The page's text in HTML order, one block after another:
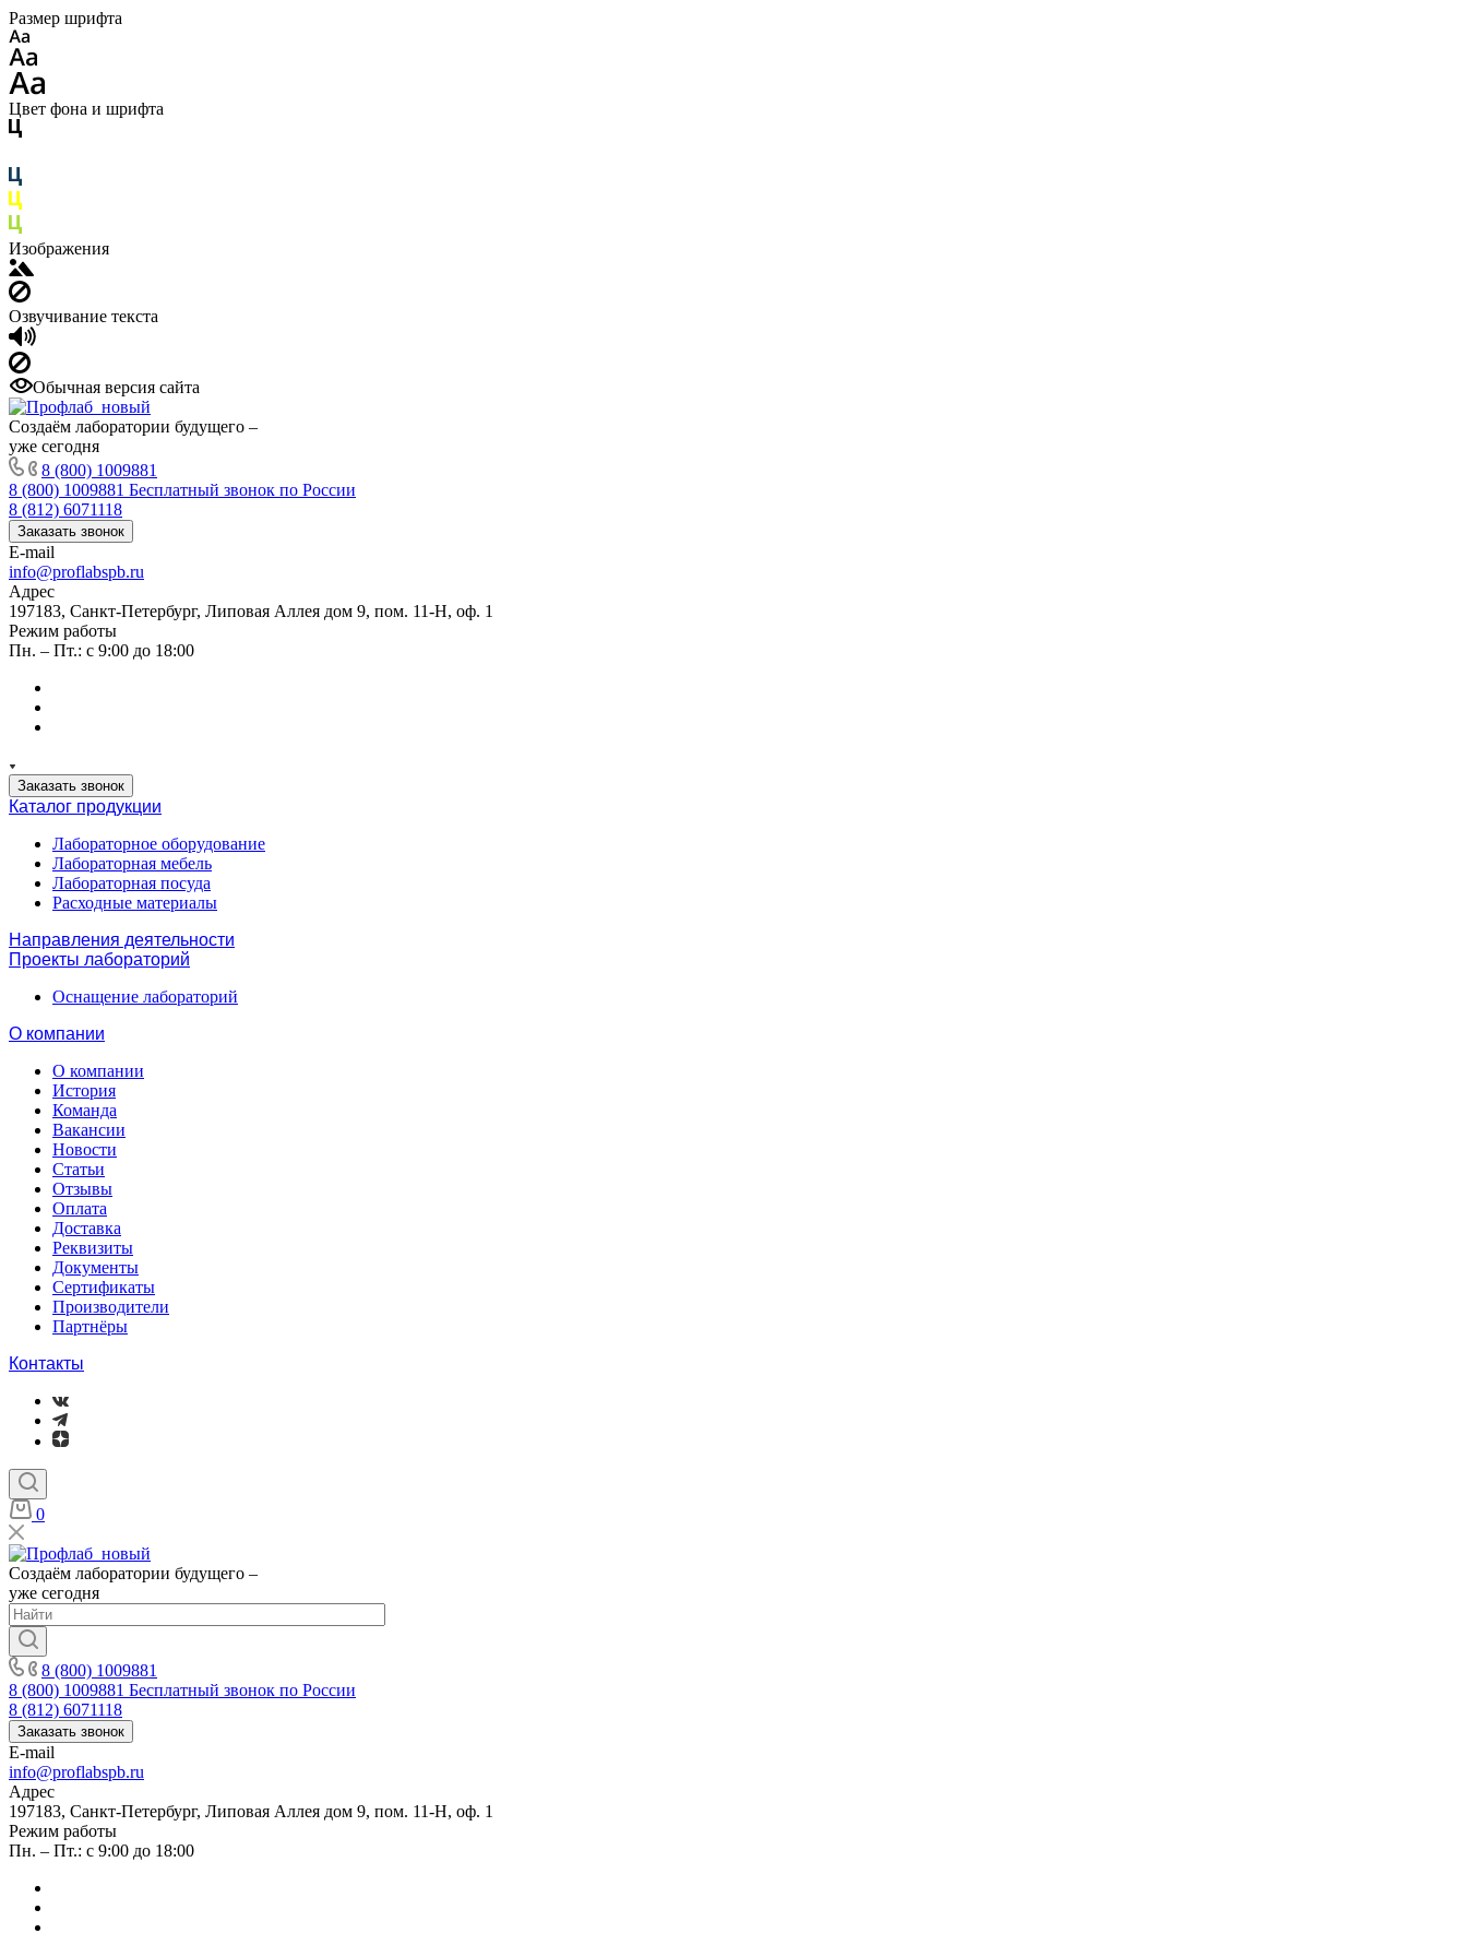
Размер шрифта
Цвет фона и шрифта
Изображения
Озвучивание текста
Обычная версия сайта
Создаём лаборатории будущего –
уже сегодня
8 (800) 1009881
8 (800) 1009881 Бесплатный звонок по России
8 (812) 6071118
Заказать звонок
E-mail
info@proflabspb.ru
Адрес
197183, Санкт-Петербург, Липовая Аллея дом 9, пом. 11-Н, оф. 1
Режим работы
Пн. – Пт.: с 9:00 до 18:00
Заказать звонок
Каталог продукции
Лабораторное оборудование
Лабораторная мебель
Лабораторная посуда
Расходные материалы
Направления деятельности
Проекты лабораторий
Оснащение лабораторий
О компании
О компании
История
Команда
Вакансии
Новости
Статьи
Отзывы
Оплата
Доставка
Реквизиты
Документы
Сертификаты
Производители
Партнёры
Контакты
0
Создаём лаборатории будущего –
уже сегодня
8 (800) 1009881
8 (800) 1009881 Бесплатный звонок по России
8 (812) 6071118
Заказать звонок
E-mail
info@proflabspb.ru
Адрес
197183, Санкт-Петербург, Липовая Аллея дом 9, пом. 11-Н, оф. 1
Режим работы
Пн. – Пт.: с 9:00 до 18:00